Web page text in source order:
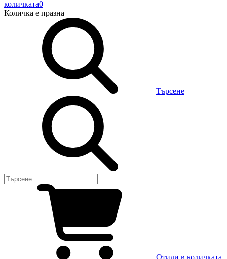
количката0
Количка е празна
Търсене
Отиди в количката